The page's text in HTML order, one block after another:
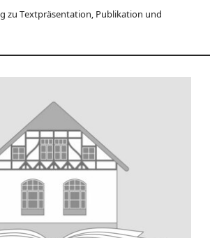
zu Textpräsentation, Publikation und